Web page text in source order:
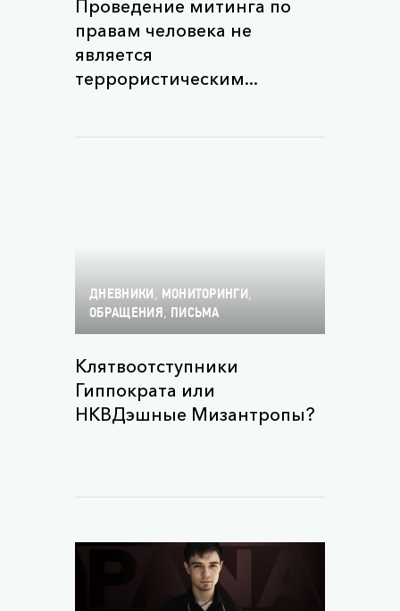
Проведение митинга по
правам человека не
является
террористическим...
ДНЕВНИКИ , МОНИТОРИНГИ,
ОБРАЩЕНИЯ , ПИСЬМА
Клятвоотступники
Гиппократа или
НКВДэшные Мизантропы?